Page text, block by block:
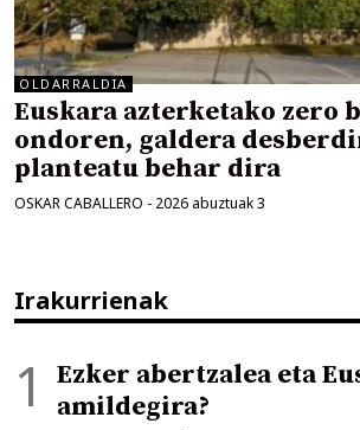
OLDARRALDIA
Euskara azterketako zero
ondoren, galdera
planteatu behar dira
OSKAR CABALLERO - 2026 abuztuak 3
Irakurrienak
Ezker abertzalea eta
amildegira?